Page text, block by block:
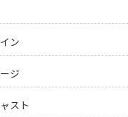
ン
ジ
スト